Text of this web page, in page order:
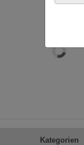
Kategorien